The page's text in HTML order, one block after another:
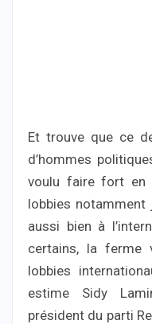
Et trouve que ce
d’hommes
voulu faire fort en
lobbies
aussi bien à
certains, la ferme
lobbies
estime Sidy
président du parti